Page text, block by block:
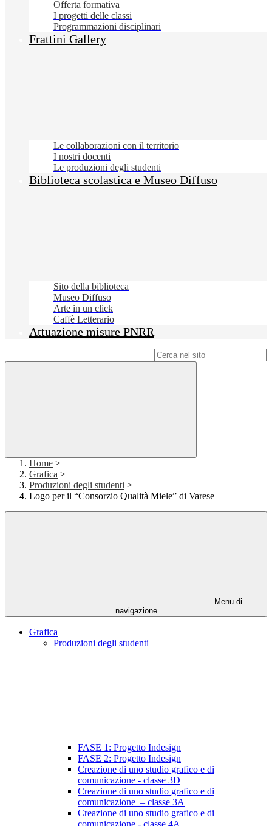
Offerta formativa
I progetti delle classi
Programmazioni disciplinari
Frattini Gallery
Le collaborazioni con il territorio
I nostri docenti
Le produzioni degli studenti
Biblioteca scolastica e Museo Diffuso
Sito della biblioteca
Museo Diffuso
Arte in un click
Caffè Letterario
Attuazione misure PNRR
Home >
Grafica >
Produzioni degli studenti >
Logo per il “Consorzio Qualità Miele” di Varese
Menu di
navigazione
Grafica
Produzioni degli studenti
FASE 1: Progetto Indesign
FASE 2: Progetto Indesign
Creazione di uno studio grafico e di
comunicazione - classe 3D
Creazione di uno studio grafico e di
comunicazione – classe 3A
Creazione di uno studio grafico e di